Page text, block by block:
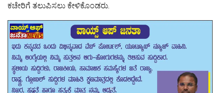
ಕಚೇರಿಗೆ ತಲುಪಿಸಲು ಕೇಳಿಕೊಂಡರು.